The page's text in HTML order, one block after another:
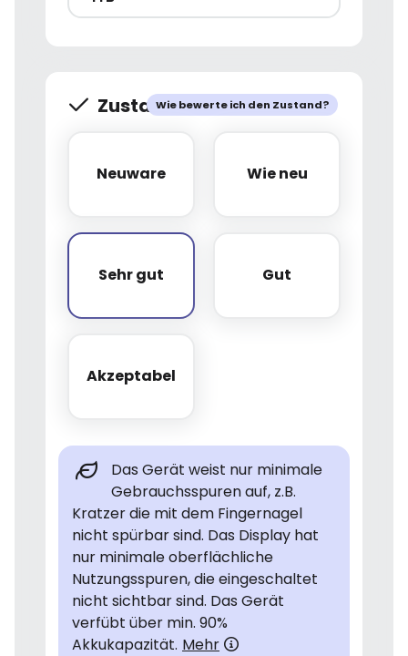
Wie bewerte ich den Zustand?
Zustand.
Neuware
Neuware Wie neu
Wie neu
Sehr gut
Sehr gut Gut
Gut
Akzeptabel
Akzeptabel
Das Gerät weist nur minimale
Gebrauchsspuren auf, z.B.
Kratzer die mit dem Fingernagel
nicht spürbar sind. Das Display hat
nur minimale oberflächliche
Nutzungsspuren, die eingeschaltet
nicht sichtbar sind. Das Gerät
verfübt über min. 90%
Akkukapazität. Mehr